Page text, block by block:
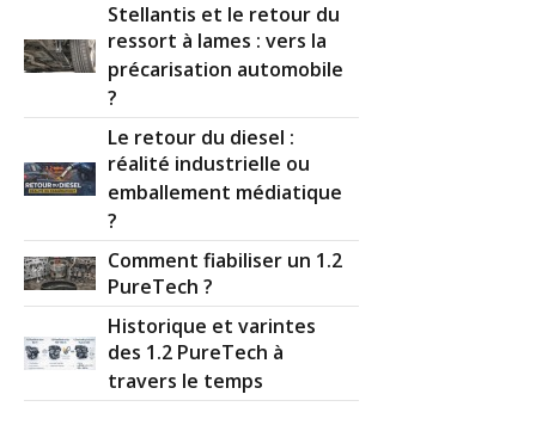
Stellantis et le retour du
ressort à lames : vers la
précarisation automobile
?
Le retour du diesel :
réalité industrielle ou
emballement médiatique
?
Comment fiabiliser un 1.2
PureTech ?
Historique et varintes
des 1.2 PureTech à
travers le temps